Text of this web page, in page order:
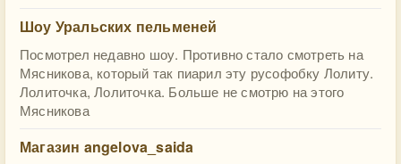
Шоу Уральских пельменей
Посмотрел недавно шоу. Противно стало смотреть на
Мясникова, который так пиарил эту русофобку Лолиту.
Лолиточка, Лолиточка. Больше не смотрю на этого
Мясникова
Магазин angelova_saida